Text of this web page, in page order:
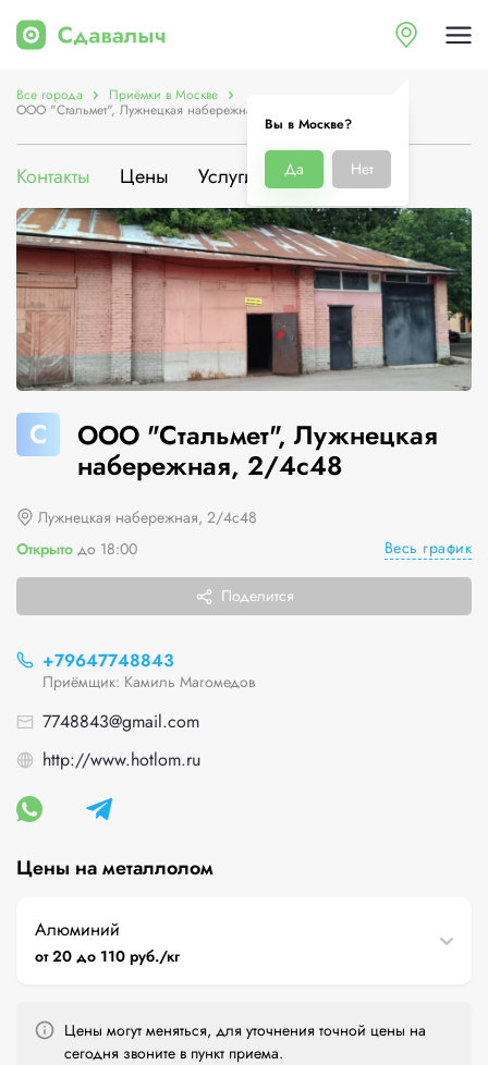
Вы в Москве?
Да Нет
Все города Приёмки в Москве
ООО "Стальмет", Лужнецкая набережная, 2/4с48
Контакты Цены Услуги О компании
С
ООО "Стальмет", Лужнецкая
набережная, 2/4с48
Лужнецкая набережная, 2/4с48
Открыто до 18:00 Весь график
Поделится
+79647748843
Приёмщик: Камиль Магомедов
7748843@gmail.com
http://www.hotlom.ru
Цены на металлолом
Алюминий
от 20 до 110 руб./кг
Цены могут меняться, для уточнения точной цены на
сегодня звоните в пункт приема.